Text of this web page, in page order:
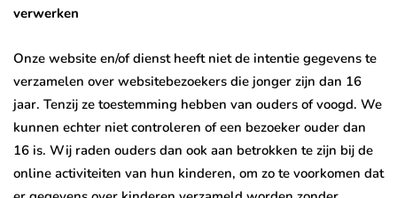
verwerken
Onze website en/of dienst heeft niet de intentie gegevens te
verzamelen over websitebezoekers die jonger zijn dan 16
jaar. Tenzij ze toestemming hebben van ouders of voogd. We
kunnen echter niet controleren of een bezoeker ouder dan
16 is. Wij raden ouders dan ook aan betrokken te zijn bij de
online activiteiten van hun kinderen, om zo te voorkomen dat